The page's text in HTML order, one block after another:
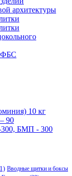
архитектуры
ФБС
10 кг
90
БМП - 300
Вводные щитки и боксы